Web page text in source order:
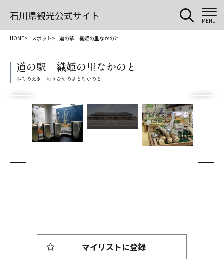
石川県観光公式サイト MENU
HOME スポット 道の駅 織姫の里なかのと
道の駅 織姫の里なかのと
マイリストに登録